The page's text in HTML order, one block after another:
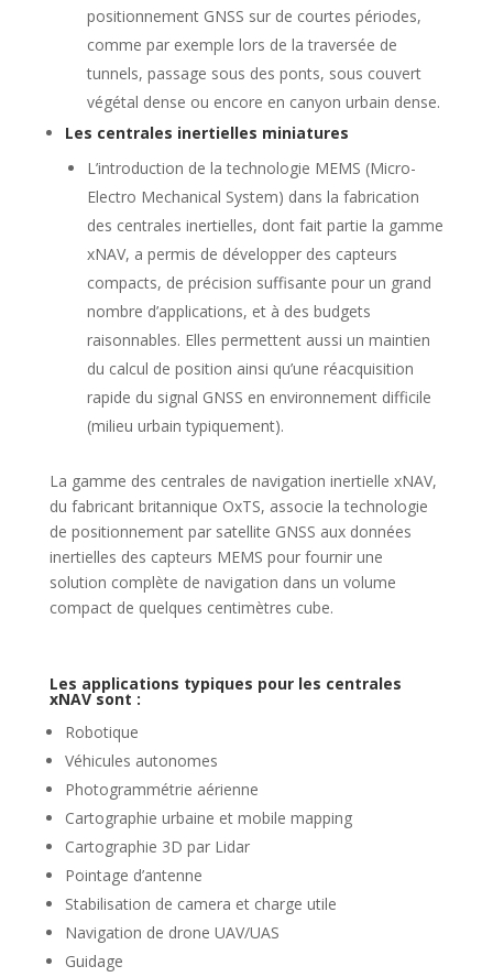
positionnement GNSS sur de courtes périodes,
comme par exemple lors de la traversée de
tunnels, passage sous des ponts, sous couvert
végétal dense ou encore en canyon urbain dense.
Les centrales inertielles miniatures
L’introduction de la technologie MEMS (Micro-
Electro Mechanical System) dans la fabrication
des centrales inertielles, dont fait partie la gamme
xNAV, a permis de développer des capteurs
compacts, de précision suffisante pour un grand
nombre d’applications, et à des budgets
raisonnables. Elles permettent aussi un maintien
du calcul de position ainsi qu’une réacquisition
rapide du signal GNSS en environnement difficile
(milieu urbain typiquement).
La gamme des centrales de navigation inertielle xNAV,
du fabricant britannique OxTS, associe la technologie
de positionnement par satellite GNSS aux données
inertielles des capteurs MEMS pour fournir une
solution complète de navigation dans un volume
compact de quelques centimètres cube.
Les applications typiques pour les centrales
xNAV sont :
Robotique
Véhicules autonomes
Photogrammétrie aérienne
Cartographie urbaine et mobile mapping
Cartographie 3D par Lidar
Pointage d’antenne
Stabilisation de camera et charge utile
Navigation de drone UAV/UAS
Guidage